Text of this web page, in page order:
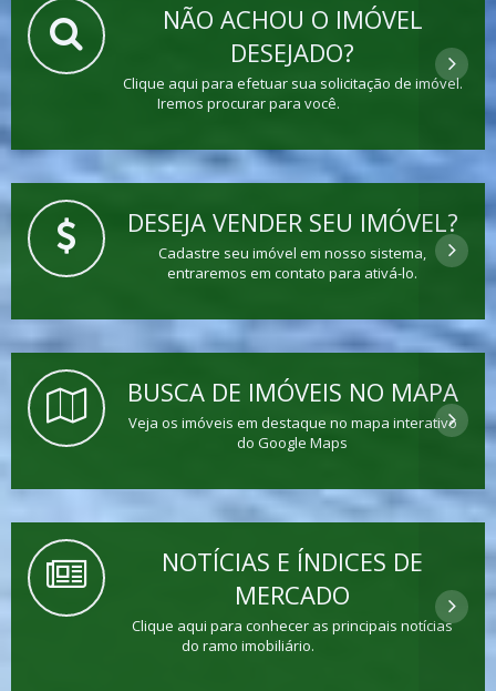
NÃO ACHOU O IMÓVEL
DESEJADO?
Clique aqui para efetuar sua solicitação de imóvel.
Iremos procurar para você.
DESEJA VENDER SEU IMÓVEL?
Cadastre seu imóvel em nosso sistema,
entraremos em contato para ativá-lo.
BUSCA DE IMÓVEIS NO MAPA
Veja os imóveis em destaque no mapa interativo
do Google Maps
NOTÍCIAS E ÍNDICES DE
MERCADO
Clique aqui para conhecer as principais notícias
do ramo imobiliário.